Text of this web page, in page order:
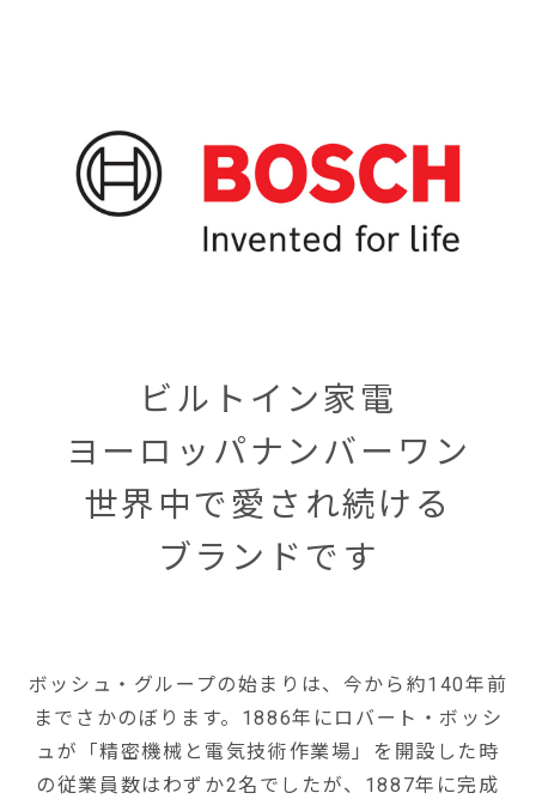
ビルトイン家電
ヨーロッパナンバーワン
世界中で愛され続ける
ブランドです
ボッシュ・グループの始まりは、今から約140年前
までさかのぼります。1886年にロバート・ボッシ
ュが「精密機械と電気技術作業場」を開設した時
の従業員数はわずか2名でしたが、1887年に完成